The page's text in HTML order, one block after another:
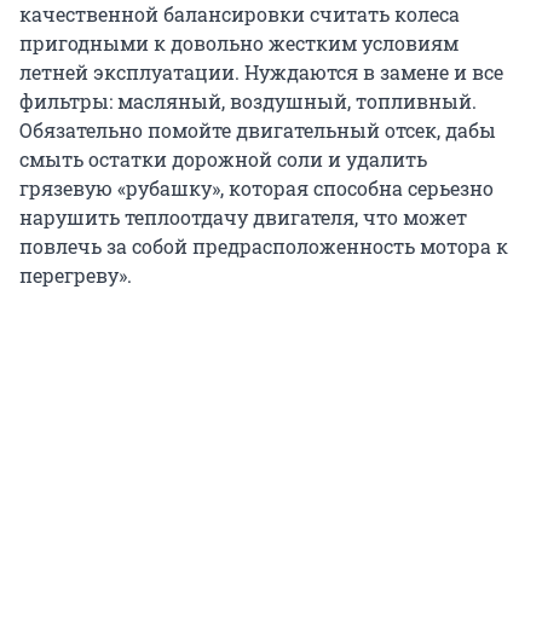
качественной балансировки считать колеса
пригодными к довольно жестким условиям
летней эксплуатации. Нуждаются в замене и все
фильтры: масляный, воздушный, топливный.
Обязательно помойте двигательный отсек, дабы
смыть остатки дорожной соли и удалить
грязевую «рубашку», которая способна серьезно
нарушить теплоотдачу двигателя, что может
повлечь за собой предрасположенность мотора к
перегреву».